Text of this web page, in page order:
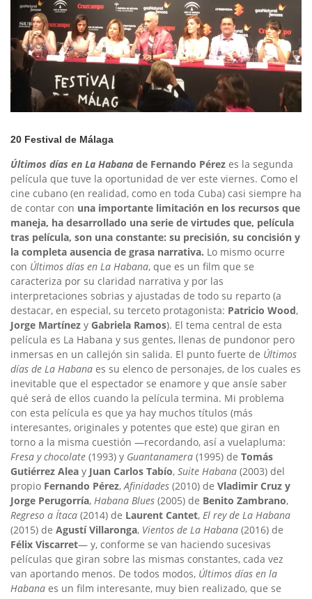
20 Festival de Málaga
Últimos días en La Habana de Fernando Pérez es la segunda
película que tuve la oportunidad de ver este viernes. Como el
cine cubano (en realidad, como en toda Cuba) casi siempre ha
de contar con una importante limitación en los recursos que
maneja, ha desarrollado una serie de virtudes que, película
tras película, son una constante: su precisión, su concisión y
la completa ausencia de grasa narrativa. Lo mismo ocurre
con Últimos días en La Habana, que es un film que se
caracteriza por su claridad narrativa y por las
interpretaciones sobrias y ajustadas de todo su reparto (a
destacar, en especial, su terceto protagonista: Patricio Wood,
Jorge Martínez y Gabriela Ramos). El tema central de esta
película es La Habana y sus gentes, llenas de pundonor pero
inmersas en un callejón sin salida. El punto fuerte de Últimos
días de La Habana es su elenco de personajes, de los cuales es
inevitable que el espectador se enamore y que ansíe saber
qué será de ellos cuando la película termina. Mi problema
con esta película es que ya hay muchos títulos (más
interesantes, originales y potentes que este) que giran en
torno a la misma cuestión —recordando, así a vuelapluma:
Fresa y chocolate (1993) y Guantanamera (1995) de Tomás
Gutiérrez Alea y Juan Carlos Tabío, Suite Habana (2003) del
propio Fernando Pérez,Afinidades (2010) de Vladimir Cruz y
Jorge Perugorría, Habana Blues (2005) de Benito Zambrano,
Regreso a Ítaca (2014) de Laurent Cantet, El rey de La Habana
(2015) de Agustí Villaronga, Vientos de La Habana (2016) de
Félix Viscarret— y, conforme se van haciendo sucesivas
películas que giran sobre las mismas constantes, cada vez
van aportando menos. De todos modos, Últimos días en la
Habana es un film interesante, muy bien realizado, que se